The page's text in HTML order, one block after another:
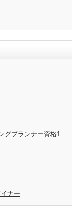
グプランナー資格1
ナー